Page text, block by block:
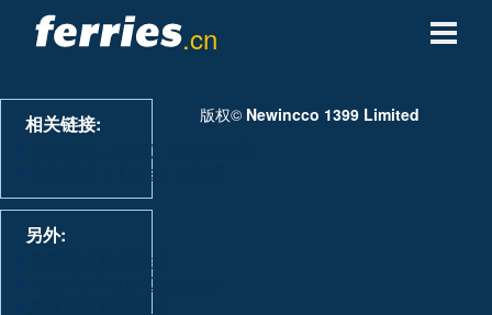
.cn
轮渡航线
相关链接:
从科尔岛（Coll）出发的轮渡
前往泰里（Tiree）的轮渡
另外:
查看所有轮渡航线
View All Ferry Operators
版权© Newincco 1399 Limited